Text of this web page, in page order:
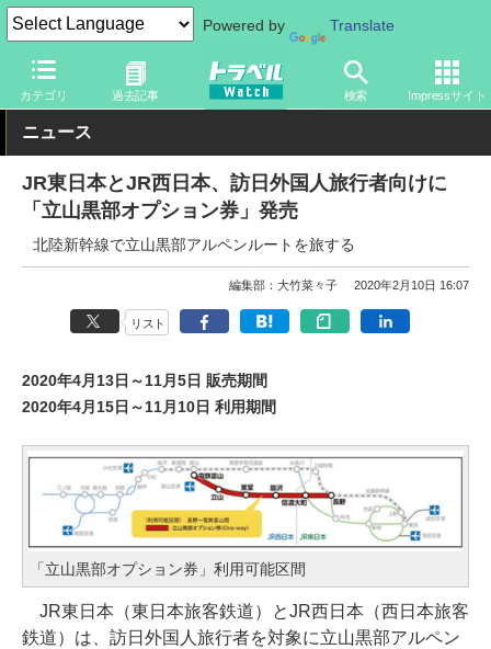
Powered by Translate
カテゴリ 過去記事 検索 Impressサイト
トラベル Watch 地域 国内旅行 北陸
ニュース
JR東日本とJR西日本、訪日外国人旅行者向けに
「立山黒部オプション券」発売
北陸新幹線で立山黒部アルペンルートを旅する
編集部：大竹菜々子 2020年2月10日 16:07
リスト
2020年4月13日～11月5日 販売期間
2020年4月15日～11月10日 利用期間
「立山黒部オプション券」利用可能区間
JR東日本（東日本旅客鉄道）とJR西日本（西日本旅客
鉄道）は、訪日外国人旅行者を対象に立山黒部アルペン